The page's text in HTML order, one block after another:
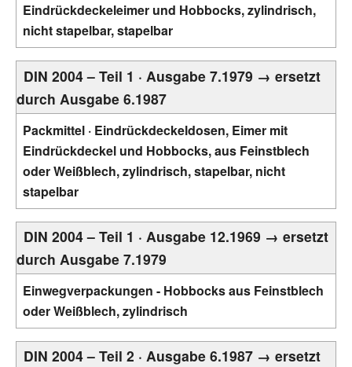
Eindrückdeckeleimer und Hobbocks, zylindrisch,
nicht stapelbar, stapelbar
DIN 2004 – Teil 1 · Ausgabe 7.1979 → ersetzt
durch Ausgabe 6.1987
Packmittel · Eindrückdeckeldosen, Eimer mit
Eindrückdeckel und Hobbocks, aus Feinstblech
oder Weißblech, zylindrisch, stapelbar, nicht
stapelbar
DIN 2004 – Teil 1 · Ausgabe 12.1969 → ersetzt
durch Ausgabe 7.1979
Einwegverpackungen - Hobbocks aus Feinstblech
oder Weißblech, zylindrisch
DIN 2004 – Teil 2 · Ausgabe 6.1987 → ersetzt